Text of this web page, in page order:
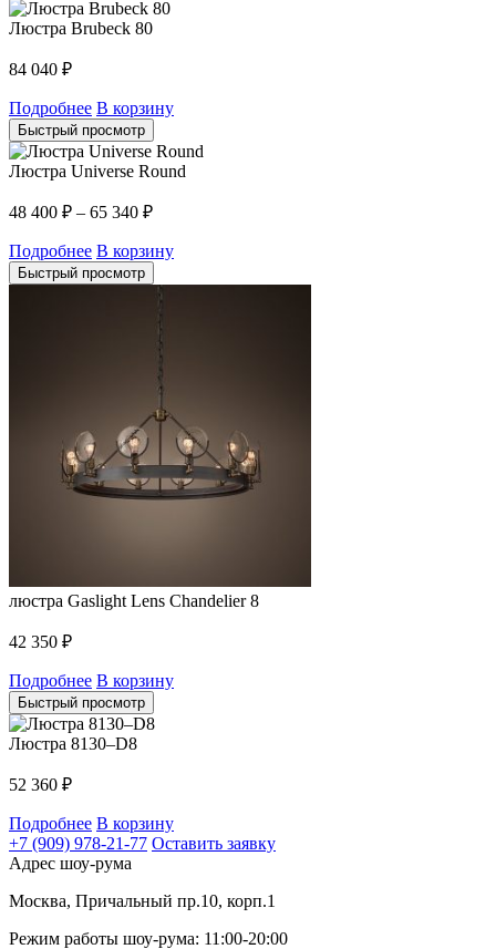
Люстра Brubeck 80
84 040 ₽
Подробнее В корзину
Быстрый просмотр
Люстра Universe Round
48 400 ₽ – 65 340 ₽
Подробнее В корзину
Быстрый просмотр
люстра Gaslight Lens Chandelier 8
42 350 ₽
Подробнее В корзину
Быстрый просмотр
Люстра 8130–D8
52 360 ₽
Подробнее В корзину
+7 (909) 978-21-77 Оставить заявку
Адрес шоу-рума
Москва, Причальный пр.10, корп.1
Режим работы шоу-рума: 11:00-20:00